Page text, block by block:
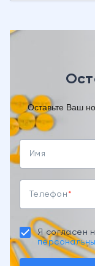
Оставьте Ваш
Имя
Телефон
Я согласен